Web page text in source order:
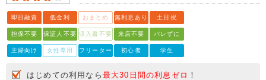
即日融資 低金利 おまとめ 無利息あり 土日祝
担保不要 保証人不要 収入書不要 来店不要 バレずに
主婦向け 女性専用 フリーター 初心者 学生
はじめての利用なら 最大30日間の利息ゼロ ！